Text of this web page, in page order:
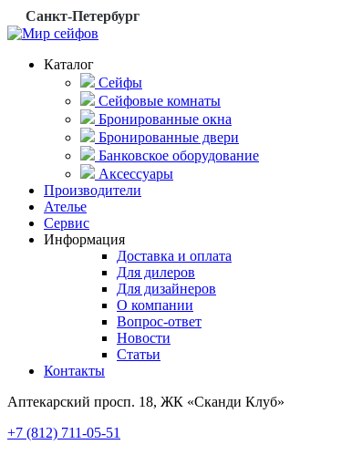
Санкт-Петербург
Каталог
Сейфы
Сейфовые комнаты
Бронированные окна
Бронированные двери
Банковское оборудование
Аксессуары
Производители
Ателье
Сервис
Информация
Доставка и оплата
Для дилеров
Для дизайнеров
О компании
Вопрос-ответ
Новости
Статьи
Контакты
Аптекарский просп. 18, ЖК «Сканди Клуб»
+7 (812) 711-05-51